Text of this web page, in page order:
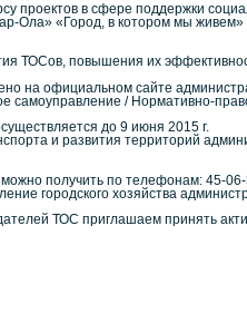
проектов в сфере поддержки
Ола» «Город, в котором мы
ТОСов, повышения их
на официальном сайте
самоуправление / Нормативно-
до 9 июня 2015 г.
и развития территорий
получить по телефонам: 45-06-
городского хозяйства
ТОС приглашаем принять